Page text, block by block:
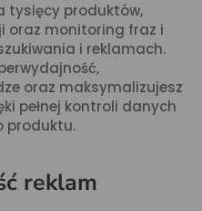
reklam
tysięcy produktów,
oraz monitoring fraz i
i reklamach.
oraz maksymalizujesz
pełnej kontroli danych
produktu.​